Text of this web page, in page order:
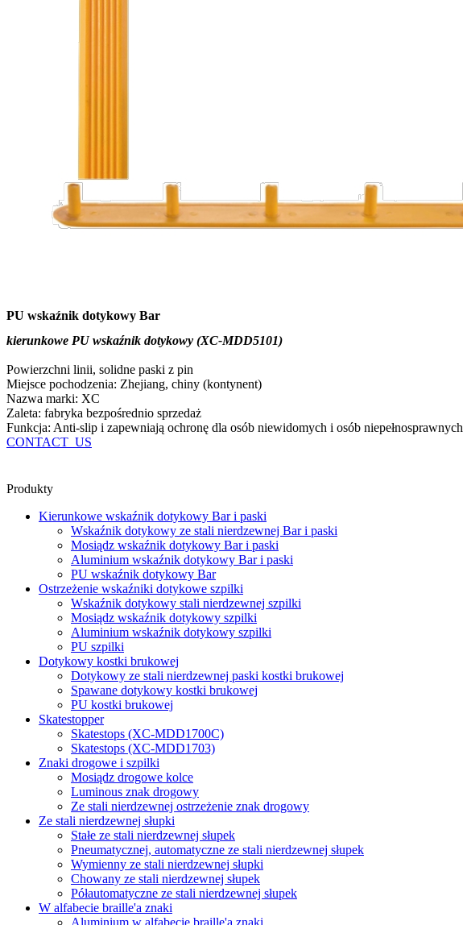
PU wskaźnik dotykowy Bar
kierunkowe PU wskaźnik dotykowy (XC-MDD5101)
Powierzchni linii, solidne paski z pin
Miejsce pochodzenia: Zhejiang, chiny (kontynent)
Nazwa marki: XC
Zaleta: fabryka bezpośrednio sprzedaż
Funkcja: Anti-slip i zapewniają ochronę dla osób niewidomych i osób niepełnosprawnych
CONTACT_US
Produkty
Kierunkowe wskaźnik dotykowy Bar i paski
Wskaźnik dotykowy ze stali nierdzewnej Bar i paski
Mosiądz wskaźnik dotykowy Bar i paski
Aluminium wskaźnik dotykowy Bar i paski
PU wskaźnik dotykowy Bar
Ostrzeżenie wskaźniki dotykowe szpilki
Wskaźnik dotykowy stali nierdzewnej szpilki
Mosiądz wskaźnik dotykowy szpilki
Aluminium wskaźnik dotykowy szpilki
PU szpilki
Dotykowy kostki brukowej
Dotykowy ze stali nierdzewnej paski kostki brukowej
Spawane dotykowy kostki brukowej
PU kostki brukowej
Skatestopper
Skatestops (XC-MDD1700C)
Skatestops (XC-MDD1703)
Znaki drogowe i szpilki
Mosiądz drogowe kolce
Luminous znak drogowy
Ze stali nierdzewnej ostrzeżenie znak drogowy
Ze stali nierdzewnej słupki
Stałe ze stali nierdzewnej słupek
Pneumatycznej, automatyczne ze stali nierdzewnej słupek
Wymienny ze stali nierdzewnej słupki
Chowany ze stali nierdzewnej słupek
Półautomatyczne ze stali nierdzewnej słupek
W alfabecie braille'a znaki